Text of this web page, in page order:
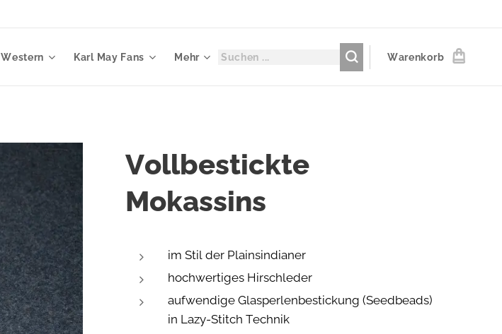
Western Karl May Fans Mehr Warenkorb
Vollbestickte
Mokassins
im Stil der Plainsindianer
hochwertiges Hirschleder
aufwendige Glasperlenbestickung (Seedbeads)
in Lazy-Stitch Technik